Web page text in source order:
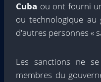
Cuba ou ont fourni
ou technologique au
d'autres personnes «
Les sanctions ne
membres du